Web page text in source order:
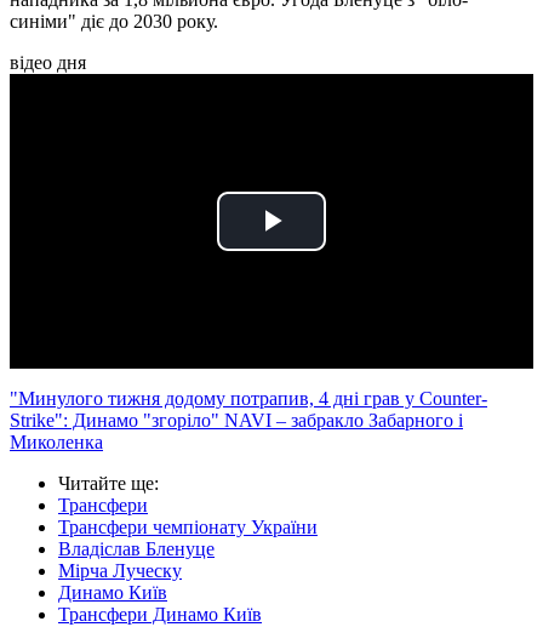
синіми" діє до 2030 року.
відео дня
Play
"Минулого тижня додому потрапив, 4 дні грав у Counter-
Strike": Динамо "згоріло" NAVI – забракло Забарного і
Миколенка
Читайте ще:
Трансфери
Трансфери чемпіонату України
Владіслав Бленуце
Мірча Луческу
Динамо Київ
Трансфери Динамо Київ